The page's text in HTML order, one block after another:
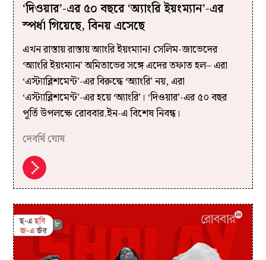
‘দিওয়ার’-এর ৫০ বছরে ‘অ্যাংরি ইয়ংম্যান’-এর
স্পর্ধা গিয়েছে, বিনয় এসেছে
এখন রাস্তায় রাস্তায় অ্যাংরি ইয়ংম্যান! সেলিম-জাভেদের
‘অ্যাংরি ইয়ংম্যান’ অমিতাভের সঙ্গে এদের তফাত হল– এরা
‘এস্ট্যাব্লিশমেন্ট’-এর বিরুদ্ধে ‘অ্যাংরি’ নয়, এরা
‘এস্ট্যাব্লিশমেন্ট’-এর হয়ে ‘অ্যাংরি’। ‘দিওয়ার’-এর ৫০ বছর
পূর্তি উপলক্ষে রোববার.ইন-এ বিশেষ নিবন্ধ।
দেবর্ষি ঘোষ